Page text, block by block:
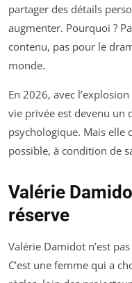
partager des détails
augmenter. Pourquoi ?
contenu, pas pour le
monde.
En 2026, avec
vie privée est devenu un
psychologique. Mais elle
possible, à condition de
Valérie
réserve
Valérie Damidot n’est
C’est une femme qui a